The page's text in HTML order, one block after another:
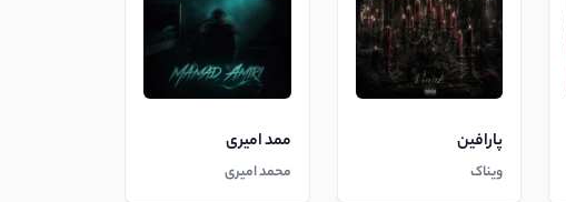
پارافین
ویناک
ممد امیری
محمد امیری